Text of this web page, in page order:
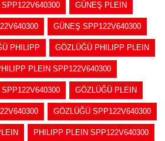
GÜNEŞ PLEIN
GÜNEŞ SPP122V640300
PHILIPP GÖZLÜĞÜ PHILIPP PLEIN
PLEIN SPP122V640300
GÖZLÜĞÜ PLEIN
GÖZLÜĞÜ SPP122V640300
PHILIPP PLEIN SPP122V640300